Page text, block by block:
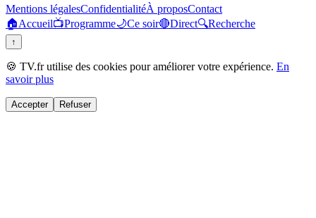
Mentions légalesConfidentialitéÀ proposContact
🏠Accueil📺Programme🌙Ce soir🔴Direct🔍Recherche
↑
🍪 TV.fr utilise des cookies pour améliorer votre expérience. En
savoir plus
Accepter Refuser